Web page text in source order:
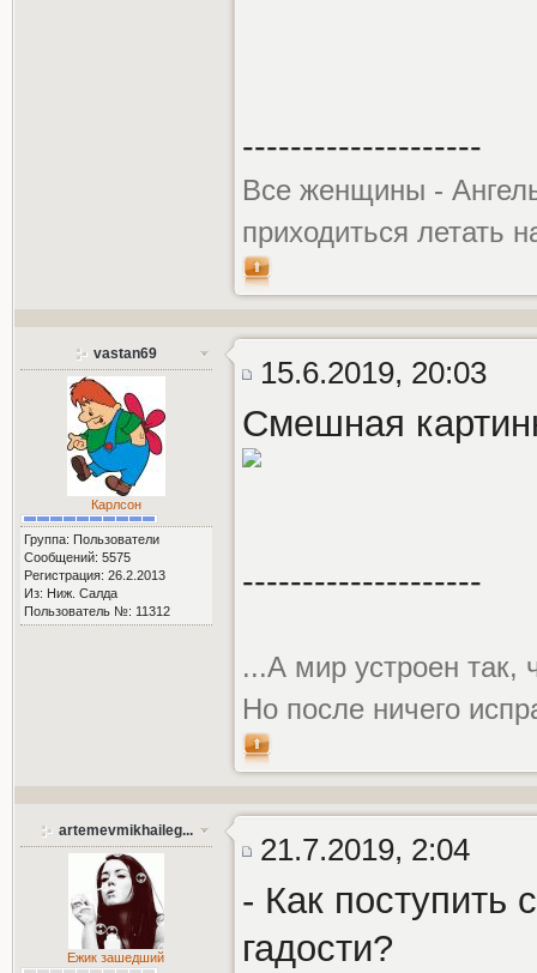
--------------------
Все женщины -
приходиться летать
vastan69
Карлсон
Группа: Пользователи
Сообщений: 5575
Регистрация: 26.2.2013
Из: Ниж. Салда
Пользователь №: 11312
15.6.2019, 20:03
Смешная
--------------------
...А мир устроен так,
Но после ничего
artemevmikhaileg...
Ежик зашедший
21.7.2019, 2:04
- Как поступить
гадости?